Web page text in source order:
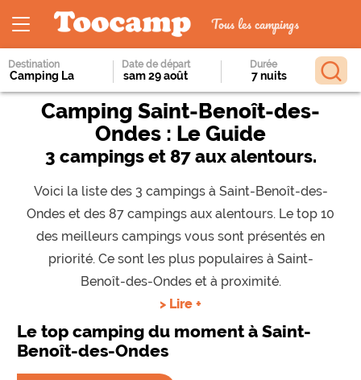
Tous les campings
Destination Date de départ Durée
Camping Saint-Benoît-des-
Ondes : Le Guide
3 campings et 87 aux alentours.
Voici la liste des 3 campings à Saint-Benoît-des-
Ondes et des 87 campings aux alentours. Le top 10
des meilleurs campings vous sont présentés en
priorité. Ce sont les plus populaires à Saint-
Benoît-des-Ondes et à proximité.
> Lire +
Le top camping du moment à Saint-
Benoît-des-Ondes